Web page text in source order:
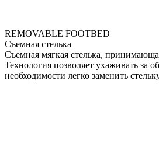
REMOVABLE FOOTBED
Съемная стелька
Съемная мягкая стелька,
Технология позволяет ухаживать за
необходимости легко заменить